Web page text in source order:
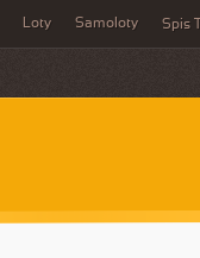
Loty Samoloty Spis